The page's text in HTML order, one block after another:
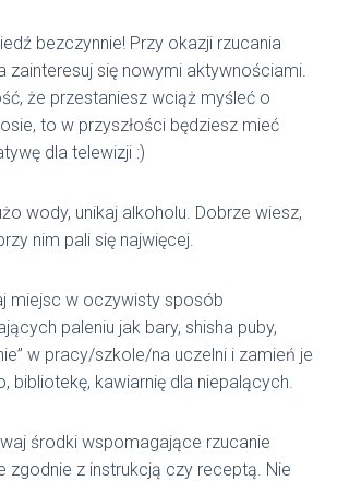
bezczynnie! Przy okazji rzucania
zainteresuj się nowymi aktywnościami.
że przestaniesz wciąż myśleć o
to w przyszłości będziesz mieć
dla telewizji :)
wody, unikaj alkoholu. Dobrze wiesz,
nim pali się najwięcej.
miejsc w oczywisty sposób
paleniu jak bary, shisha puby,
w pracy/szkole/na uczelni i zamień je
bibliotekę, kawiarnię dla niepalących.
środki wspomagające rzucanie
zgodnie z instrukcją czy receptą. Nie